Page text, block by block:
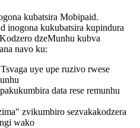
kubatsira Mobipaid.
inogona kukubatsira kupindura
dzeMunhu kubva
navo ku:
uye upe ruzivo rwese
data rese remunhu
zvikumbiro sezvakakodzera
wako